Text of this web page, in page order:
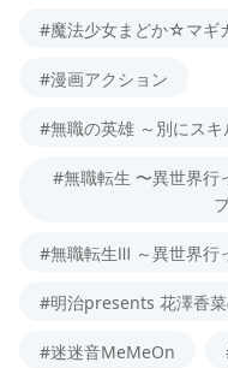
#魔法少女まどか☆マギ
#漫画アクション
#無職の英雄 ～別にス
#無職転生 〜異世界行
#無職転生Ⅲ ～異世界行
#明治presents 花澤香
#迷迷音MeMeOn